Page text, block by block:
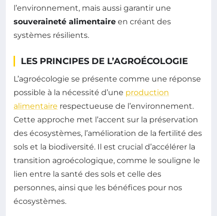
l’environnement, mais aussi garantir une
souveraineté alimentaire en créant des
systèmes résilients.
LES PRINCIPES DE L’AGROÉCOLOGIE
L’agroécologie se présente comme une réponse
possible à la nécessité d’une production
alimentaire respectueuse de l’environnement.
Cette approche met l’accent sur la préservation
des écosystèmes, l’amélioration de la fertilité des
sols et la biodiversité. Il est crucial d’accélérer la
transition agroécologique, comme le souligne le
lien entre la santé des sols et celle des
personnes, ainsi que les bénéfices pour nos
écosystèmes.